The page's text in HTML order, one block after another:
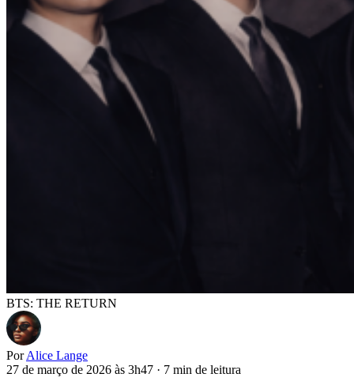
BTS: THE RETURN
Por Alice Lange
27 de março de 2026 às 3h47 · 7 min de leitura